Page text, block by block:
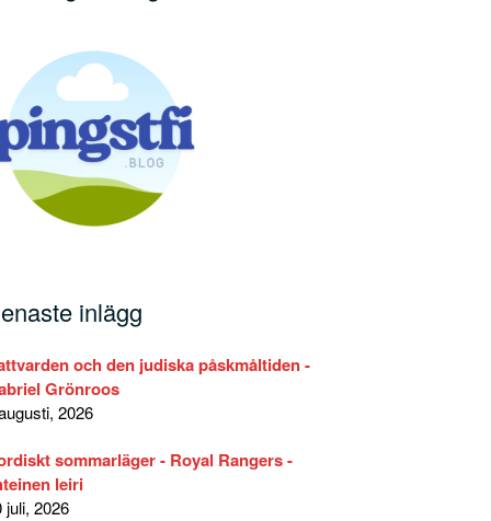
inlägg
och den judiska påskmåltiden -
Grönroos
2026
sommarläger - Royal Rangers -
leiri
juli, 2026